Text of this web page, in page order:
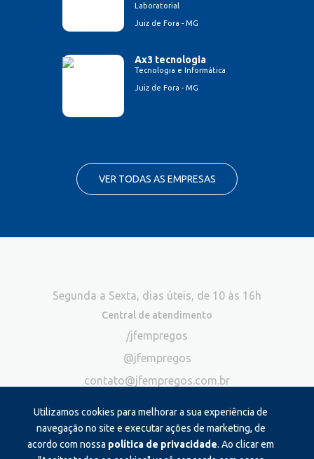
Laboratorial
Juiz de Fora - MG
Ax3 tecnologia
Tecnologia e Informática
Juiz de Fora - MG
VER TODAS AS EMPRESAS
Utilizamos cookies para melhorar a sua experiência de
navegação no site e executar ações de marketing, de
acordo com nossa política de privacidade. Ao clicar em
Segunda a Sexta, dias úteis, de 10 às 16h
Central de atendimento
/jfempregos
@jfempregos
contato@jfempregos.com.br
Publicidade
*Exclusivo para atendimento via chat. Não atendemos ligações neste